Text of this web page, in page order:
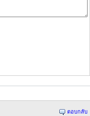
ตอบกลับ